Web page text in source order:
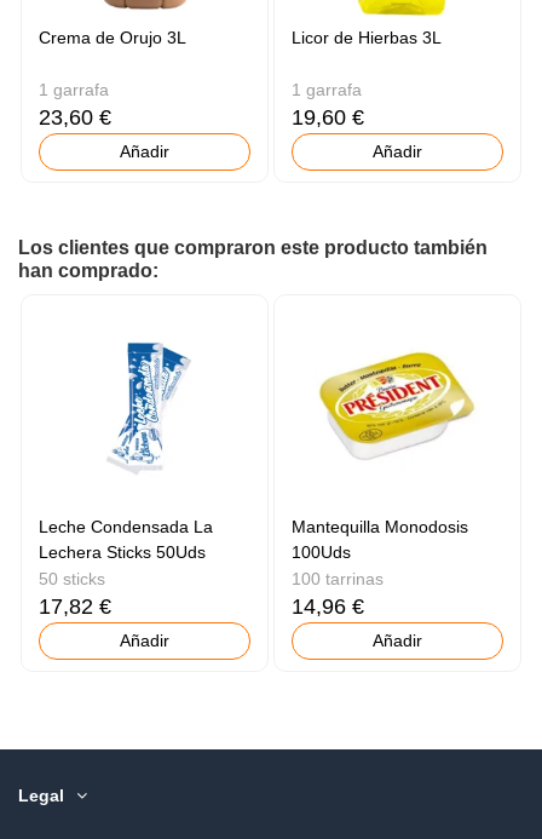
Crema de Orujo 3L
1 garrafa
23,60 €
Añadir
Licor de Hierbas 3L
1 garrafa
19,60 €
Añadir
Los clientes que compraron este producto también
han comprado:
Leche Condensada La
Lechera Sticks 50Uds
50 sticks
17,82 €
Añadir
Mantequilla Monodosis
100Uds
100 tarrinas
14,96 €
Añadir
Legal